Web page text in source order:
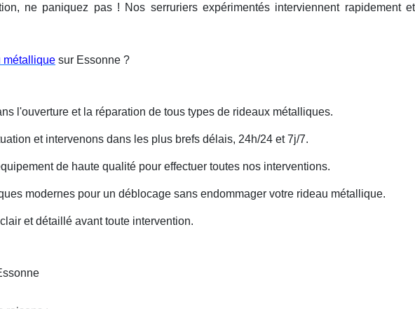
ne paniquez pas ! Nos serruriers expérimentés interviennent rapidement
métallique sur Essonne ?
l'ouverture et la réparation de tous types de rideaux métalliques.
et intervenons dans les plus brefs délais, 24h/24 et 7j/7.
de haute qualité pour effectuer toutes nos interventions.
modernes pour un déblocage sans endommager votre rideau métallique.
et détaillé avant toute intervention.